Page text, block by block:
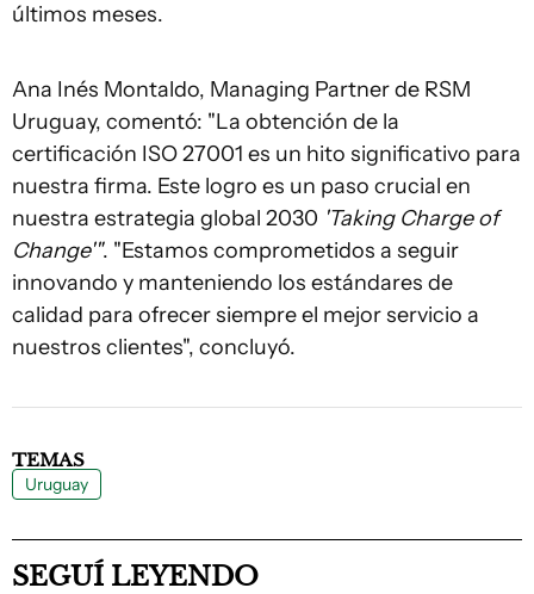
últimos meses.
Ana Inés Montaldo, Managing Partner de RSM
Uruguay, comentó: "La obtención de la
certificación ISO 27001 es un hito significativo para
nuestra firma. Este logro es un paso crucial en
nuestra estrategia global 2030 'Taking Charge of
Change'". "Estamos comprometidos a seguir
innovando y manteniendo los estándares de
calidad para ofrecer siempre el mejor servicio a
nuestros clientes", concluyó.
TEMAS
Uruguay
SEGUÍ LEYENDO